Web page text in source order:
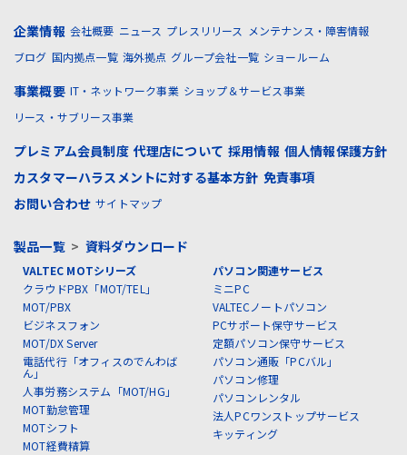
企業情報 会社概要 ニュース プレスリリース
メンテナンス・障害情報
ブログ 国内拠点一覧 海外拠点 グループ会社一覧 ショールーム
事業概要 IT・ネットワーク事業 ショップ＆サービス事業
リース・サブリース事業
プレミアム会員制度 代理店について 採用情報 個人情報保護方針
カスタマーハラスメントに対する基本方針 免責事項
お問い合わせ サイトマップ
製品一覧> 資料ダウンロード
VALTEC MOTシリーズ
クラウドPBX「MOT/TEL」
MOT/PBX
ビジネスフォン
MOT/DX Server
電話代行「オフィスのでんわば
ん」
人事労務システム「MOT/HG」
MOT勤怠管理
MOTシフト
MOT経費精算
パソコン関連サービス
ミニPC
VALTECノートパソコン
PCサポート保守サービス
定額パソコン保守サービス
パソコン通販「PCバル」
パソコン修理
パソコンレンタル
法人PCワンストップサービス
キッティング